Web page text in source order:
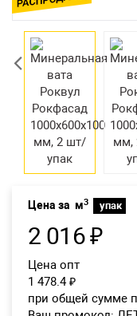
Цена за м3 упак
2 016₽
Цена опт
1 478.4 ₽
при общей сумме
Возврат товара
Екатеринбург